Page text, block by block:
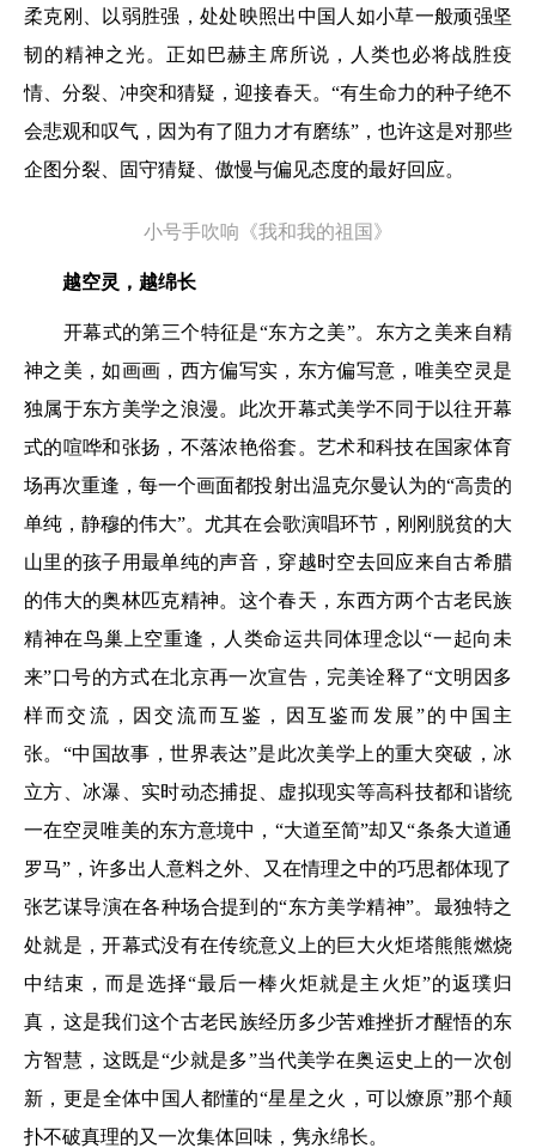
柔克刚、以弱胜强，处处映照出中国人如小草一般顽强坚
韧的精神之光。正如巴赫主席所说，人类也必将战胜疫
情、分裂、冲突和猜疑，迎接春天。“有生命力的种子绝不
会悲观和叹气，因为有了阻力才有磨练”，也许这是对那些
企图分裂、固守猜疑、傲慢与偏见态度的最好回应。
小号手吹响《我和我的祖国》
越空灵，越绵长
开幕式的第三个特征是“东方之美”。东方之美来自精
神之美，如画画，西方偏写实，东方偏写意，唯美空灵是
独属于东方美学之浪漫。此次开幕式美学不同于以往开幕
式的喧哗和张扬，不落浓艳俗套。艺术和科技在国家体育
场再次重逢，每一个画面都投射出温克尔曼认为的“高贵的
单纯，静穆的伟大”。尤其在会歌演唱环节，刚刚脱贫的大
山里的孩子用最单纯的声音，穿越时空去回应来自古希腊
的伟大的奥林匹克精神。这个春天，东西方两个古老民族
精神在鸟巢上空重逢，人类命运共同体理念以“一起向未
来”口号的方式在北京再一次宣告，完美诠释了“文明因多
样而交流，因交流而互鉴，因互鉴而发展”的中国主
张。“中国故事，世界表达”是此次美学上的重大突破，冰
立方、冰瀑、实时动态捕捉、虚拟现实等高科技都和谐统
一在空灵唯美的东方意境中，“大道至简”却又“条条大道通
罗马”，许多出人意料之外、又在情理之中的巧思都体现了
张艺谋导演在各种场合提到的“东方美学精神”。最独特之
处就是，开幕式没有在传统意义上的巨大火炬塔熊熊燃烧
中结束，而是选择“最后一棒火炬就是主火炬”的返璞归
真，这是我们这个古老民族经历多少苦难挫折才醒悟的东
方智慧，这既是“少就是多”当代美学在奥运史上的一次创
新，更是全体中国人都懂的“星星之火，可以燎原”那个颠
扑不破真理的又一次集体回味，隽永绵长。